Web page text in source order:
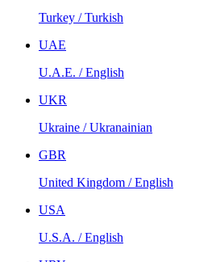
Turkey / Turkish
UAE
U.A.E. / English
UKR
Ukraine / Ukranainian
GBR
United Kingdom / English
USA
U.S.A. / English